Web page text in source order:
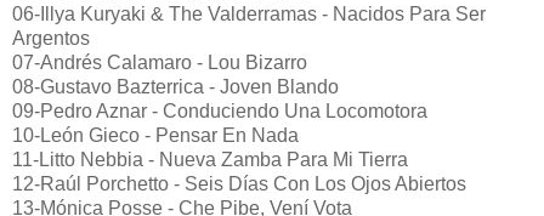
06-Illya Kuryaki & The Valderramas - Nacidos Para Ser
Argentos
07-Andrés Calamaro - Lou Bizarro
08-Gustavo Bazterrica - Joven Blando
09-Pedro Aznar - Conduciendo Una Locomotora
10-León Gieco - Pensar En Nada
11-Litto Nebbia - Nueva Zamba Para Mi Tierra
12-Raúl Porchetto - Seis Días Con Los Ojos Abiertos
13-Mónica Posse - Che Pibe, Vení Vota